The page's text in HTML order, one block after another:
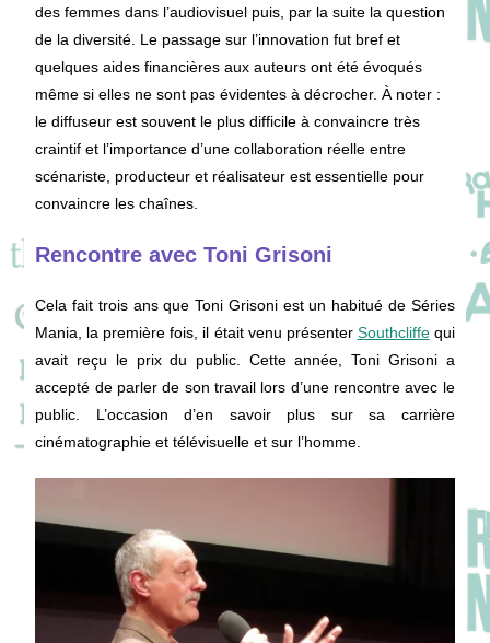
des femmes dans l’audiovisuel puis, par la suite la question
de la diversité. Le passage sur l’innovation fut bref et
quelques aides financières aux auteurs ont été évoqués
même si elles ne sont pas évidentes à décrocher. À noter :
le diffuseur est souvent le plus difficile à convaincre très
craintif et l’importance d’une collaboration réelle entre
scénariste, producteur et réalisateur est essentielle pour
convaincre les chaînes.
Rencontre avec Toni Grisoni
Cela fait trois ans que Toni Grisoni est un habitué de Séries
Mania, la première fois, il était venu présenter Southcliffequi
avait reçu le prix du public. Cette année, Toni Grisoni a
accepté de parler de son travail lors d’une rencontre avec le
public. L’occasion d’en savoir plus sur sa carrière
cinématographie et télévisuelle et sur l’homme.